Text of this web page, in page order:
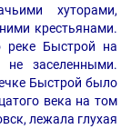
хуторами,
крестьянами.
реке Быстрой на
не заселенными.
Быстрой было
века на том
лежала глухая